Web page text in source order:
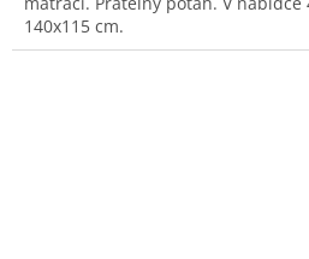
5
hvězdiček.
140x115 cm.